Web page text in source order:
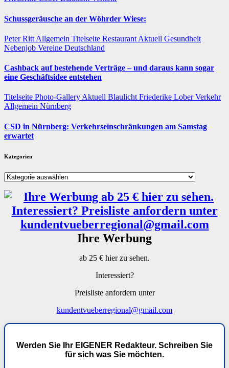
Schussgeräusche an der Wöhrder Wiese:
Peter Ritt Allgemein Titelseite Restaurant Aktuell Gesundheit
Nebenjob Vereine Deutschland
Cashback auf bestehende Verträge – und daraus kann sogar
eine Geschäftsidee entstehen
Titelseite Photo-GalleryAktuell BlaulichtFriederike LoberVerkehr
Allgemein Nürnberg
CSD in Nürnberg: Verkehrseinschränkungen am Samstag
erwartet
Kategorien
Kategorien
Ihre Werbung
ab 25 € hier zu sehen.
Interessiert?
Preisliste anfordern unter
kundentvueberregional@gmail.com
Werden Sie Ihr EIGENER Redakteur. Schreiben Sie
für sich was Sie möchten.